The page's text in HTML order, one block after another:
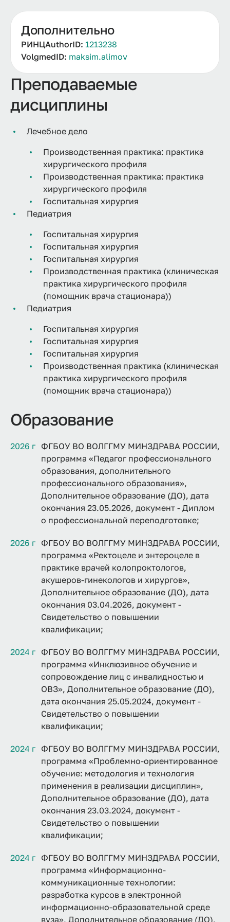
Преподаваемые
дисциплины
Лечебное дело
Производственная практика: практика
хирургического профиля
Производственная практика: практика
хирургического профиля
Госпитальная хирургия
Педиатрия
Госпитальная хирургия
Госпитальная хирургия
Госпитальная хирургия
Производственная практика (клиническая
практика хирургического профиля
(помощник врача стационара))
Педиатрия
Госпитальная хирургия
Госпитальная хирургия
Госпитальная хирургия
Производственная практика (клиническая
практика хирургического профиля
(помощник врача стационара))
Образование
2026 г ФГБОУ ВО ВОЛГГМУ МИНЗДРАВА РОССИИ,
программа «Педагог профессионального
образования, дополнительного
профессионального образования»,
Дополнительное образование (ДО), дата
окончания 23.05.2026, документ - Диплом
о профессиональной переподготовке;
2026 г ФГБОУ ВО ВОЛГГМУ МИНЗДРАВА РОССИИ,
программа «Ректоцеле и энтероцеле в
практике врачей колопроктологов,
акушеров-гинекологов и хирургов»,
Дополнительное образование (ДО), дата
окончания 03.04.2026, документ -
Свидетельство о повышении
квалификации;
2024 г ФГБОУ ВО ВОЛГГМУ МИНЗДРАВА РОССИИ,
программа «Инклюзивное обучение и
сопровождение лиц с инвалидностью и
ОВЗ», Дополнительное образование (ДО),
дата окончания 25.05.2024, документ -
Свидетельство о повышении
квалификации;
2024 г ФГБОУ ВО ВОЛГГМУ МИНЗДРАВА РОССИИ,
программа «Проблемно-ориентированное
обучение: методология и технология
применения в реализации дисциплин»,
Дополнительное образование (ДО), дата
окончания 23.03.2024, документ -
Свидетельство о повышении
квалификации;
2024 г ФГБОУ ВО ВОЛГГМУ МИНЗДРАВА РОССИИ,
программа «Информационно-
коммуникационные технологии:
разработка курсов в электронной
информационно-образовательной среде
вуза», Дополнительное образование (ДО),
Дополнительно
РИНЦAuthorID: 1213238
VolgmedID: maksim.alimov